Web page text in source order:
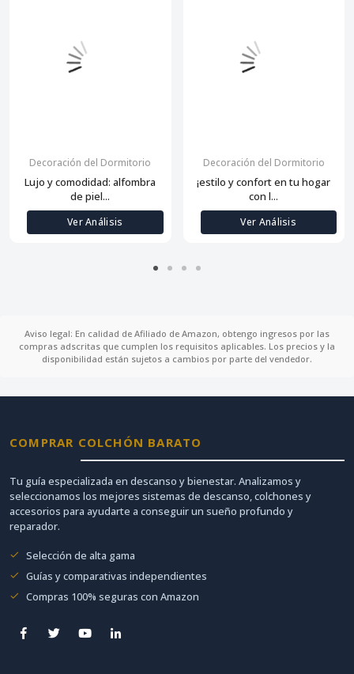
Decoración del Dormitorio
Lujo y comodidad: alfombra
de piel...
Ver Análisis
Decoración del Dormitorio
¡estilo y confort en tu hogar
con l...
Ver Análisis
Aviso legal: En calidad de Afiliado de Amazon, obtengo ingresos por las
compras adscritas que cumplen los requisitos aplicables. Los precios y la
disponibilidad están sujetos a cambios por parte del vendedor.
COMPRAR COLCHÓN BARATO
Tu guía especializada en descanso y bienestar. Analizamos y
seleccionamos los mejores sistemas de descanso, colchones y
accesorios para ayudarte a conseguir un sueño profundo y
reparador.
Selección de alta gama
Guías y comparativas independientes
Compras 100% seguras con Amazon